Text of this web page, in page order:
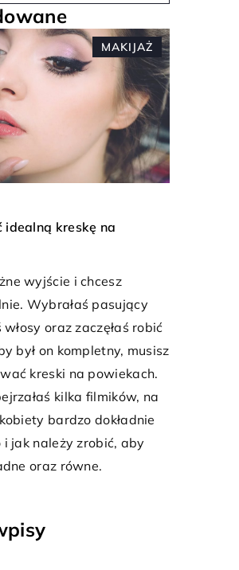
na
Czy Atlantis podwodna
Sprawdź, jak Atlantis podwodna
ekspedycja zaskakuje unikalnymi
zagadkami w świecie escape
Odkryj sekrety morskich głębin i
dreszczyk emocji!